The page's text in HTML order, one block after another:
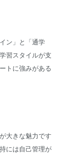
ン」と「通学
習スタイルが支
トに強みがある
大きな魅力です
には自己管理が